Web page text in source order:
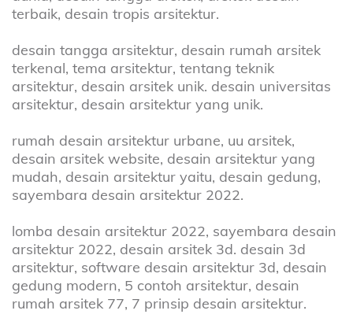
terbaik, desain tropis arsitektur.
desain tangga arsitektur, desain rumah arsitek
terkenal, tema arsitektur, tentang teknik
arsitektur, desain arsitek unik. desain universitas
arsitektur, desain arsitektur yang unik.
rumah desain arsitektur urbane, uu arsitek,
desain arsitek website, desain arsitektur yang
mudah, desain arsitektur yaitu, desain gedung,
sayembara desain arsitektur 2022.
lomba desain arsitektur 2022, sayembara desain
arsitektur 2022, desain arsitek 3d. desain 3d
arsitektur, software desain arsitektur 3d, desain
gedung modern, 5 contoh arsitektur, desain
rumah arsitek 77, 7 prinsip desain arsitektur.